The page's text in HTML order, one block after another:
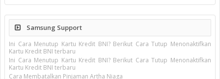
Samsung Support
Ini Cara Menutup Kartu Kredit BNI? Berikut Cara Tutup Menonaktifkan
Kartu Kredit BNI terbaru
Ini Cara Menutup Kartu Kredit BNI? Berikut Cara Tutup Menonaktifkan
Kartu Kredit BNI terbaru
Cara Membatalkan Pinjaman Artha Niaga